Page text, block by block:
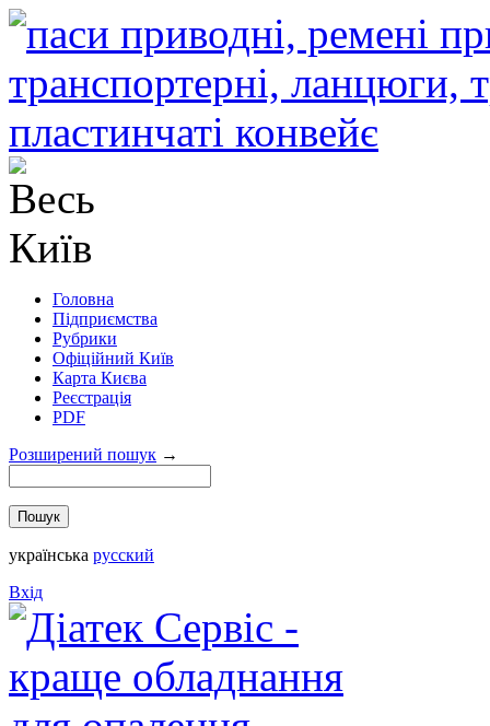
Головна
Підприємства
Рубрики
Офіційний Київ
Карта Києва
Реєстрація
PDF
Розширений пошук →
українська русский
Вхід